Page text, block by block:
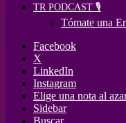
TR PODCAST 🎙️
Tómate una
Facebook
X
LinkedIn
Instagram
Elige una nota al
Sidebar
Buscar